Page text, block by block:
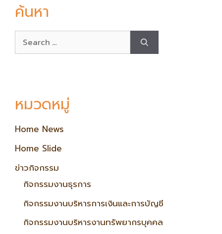
ค้นหา
หมวดหมู่
Home News
Home Slide
ข่าวกิจกรรม
กิจกรรมงานธุรการ
กิจกรรมงานบริหารการเงินและการบัญชี
กิจกรรมงานบริหารงานทรัพยากรบุคคล